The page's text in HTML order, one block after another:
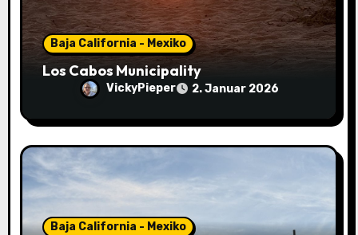
Baja California - Mexiko
Los Cabos Municipality
VickyPieper 2. Januar 2026
Baja California - Mexiko